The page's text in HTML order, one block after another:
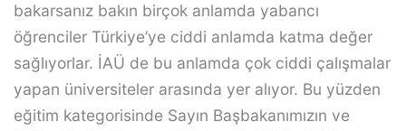
bakarsanız bakın birçok anlamda yabancı
öğrenciler Türkiye’ye ciddi anlamda katma değer
sağlıyorlar. İAÜ de bu anlamda çok ciddi çalışmalar
yapan üniversiteler arasında yer alıyor. Bu yüzden
eğitim kategorisinde Sayın Başbakanımızın ve